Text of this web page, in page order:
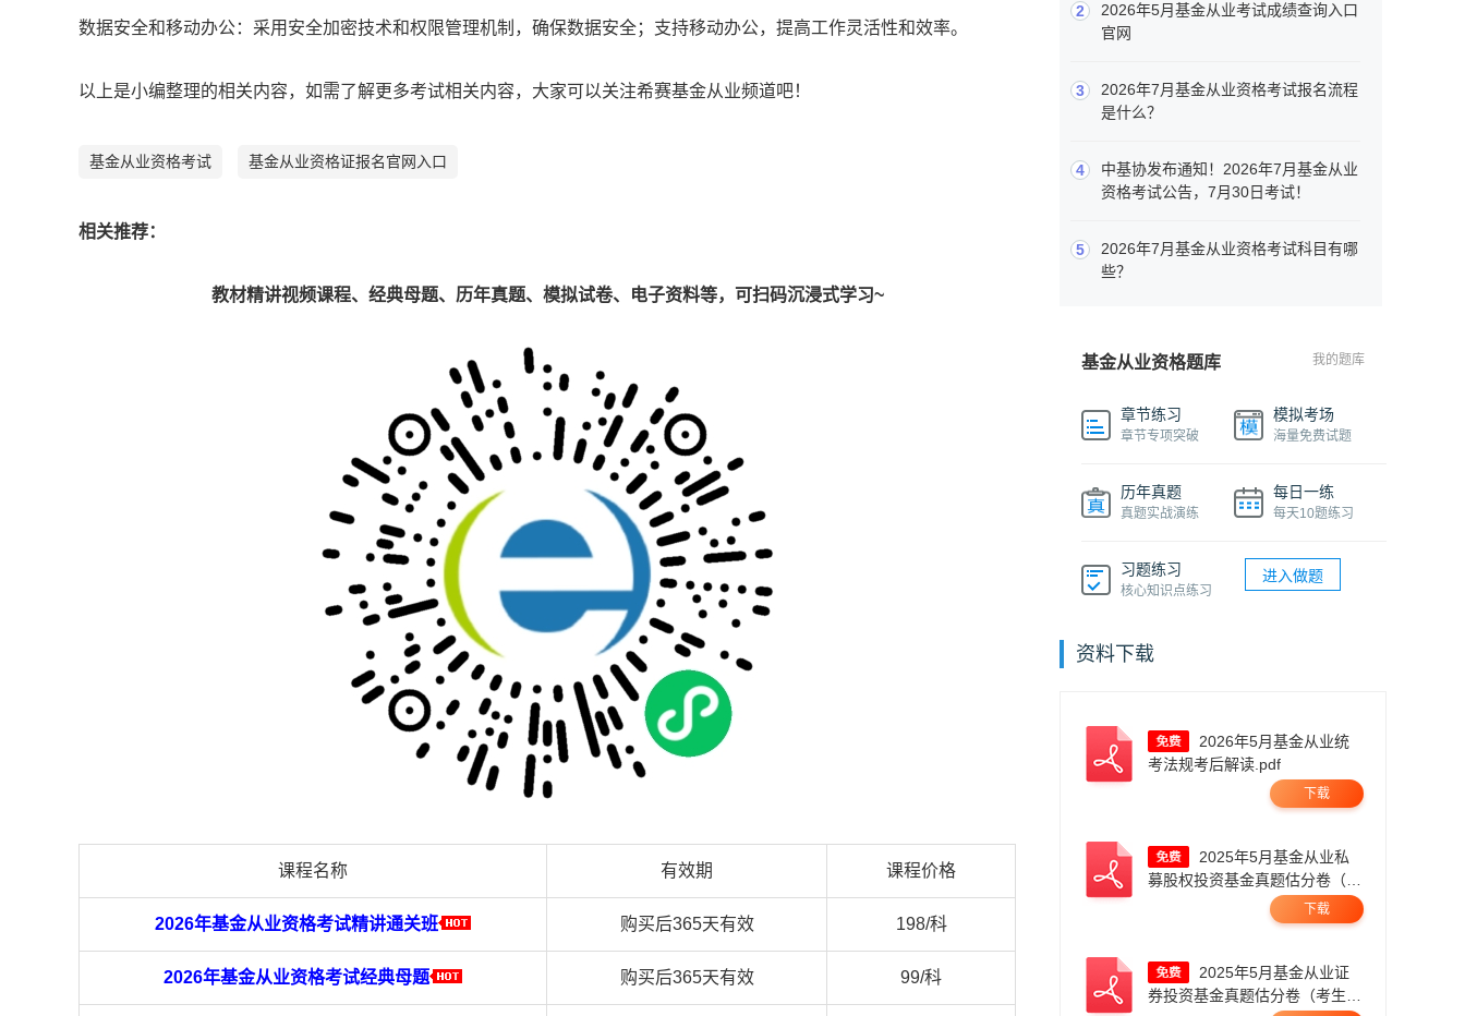
‌数据安全和移动办公‌：采用安全加密技术和权限管理机制，确保数据安全；支持移动办公，提高工作灵活性和效率‌。
以上是小编整理的相关内容，如需了解更多考试相关内容，大家可以关注希赛基金从业频道吧！
基金从业资格考试 基金从业资格证报名官网入口
相关推荐：
教材精讲视频课程、经典母题、历年真题、模拟试卷、电子资料等，可扫码沉浸式学习~
课程名称 有效期 课程价格
2026年基金从业资格考试精讲通关班 购买后365天有效 198/科
2026年基金从业资格考试经典母题 购买后365天有效 99/科
2
2026年5月基金从业考试成绩查询入口
官网
3
2026年7月基金从业资格考试报名流程
是什么？
4
中基协发布通知！2026年7月基金从业
资格考试公告，7月30日考试！
5
2026年7月基金从业资格考试科目有哪
些？
基金从业资格题库 我的题库
章节练习
章节专项突破
模拟考场
海量免费试题
历年真题
真题实战演练
每日一练
每天10题练习
习题练习
核心知识点练习
进入做题
资料下载
考法规考后解读.pdf
下载
募股权投资基金真题估分卷（考
下载
券投资基金真题估分卷（考生回